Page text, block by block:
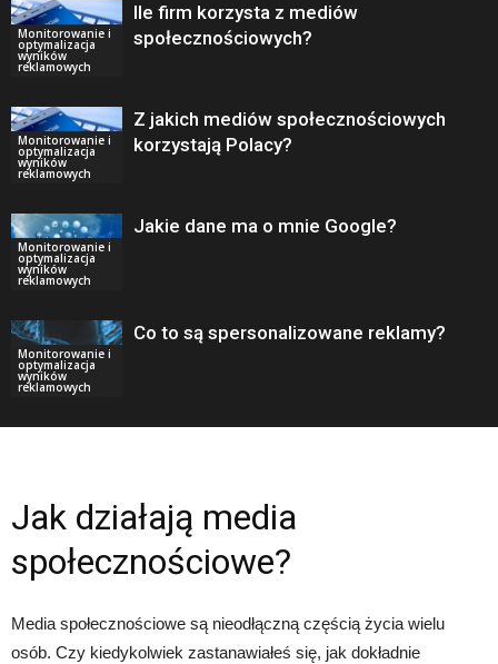
Monitorowanie i
optymalizacja
wyników
reklamowych
Ile firm korzysta z mediów
społecznościowych?
Monitorowanie i
optymalizacja
wyników
reklamowych
Z jakich mediów społecznościowych
korzystają Polacy?
Monitorowanie i
optymalizacja
wyników
reklamowych
Jakie dane ma o mnie Google?
Monitorowanie i
optymalizacja
wyników
reklamowych
Co to są spersonalizowane reklamy?
Jak działają media
społecznościowe?
Media społecznościowe są nieodłączną częścią życia wielu
osób. Czy kiedykolwiek zastanawiałeś się, jak dokładnie